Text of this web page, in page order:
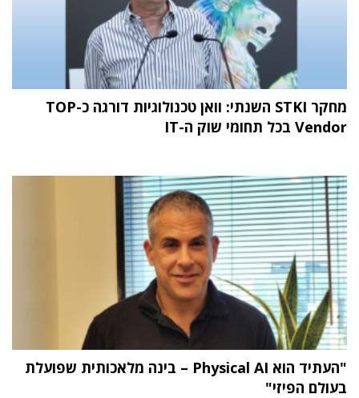
מחקר STKI השנתי: וואן טכנולוגיות דורגה כ-TOP
Vendor בכל תחומי שוק ה-IT
"העתיד הוא Physical AI – בינה מלאכותית שפועלת
בעולם הפיזי"